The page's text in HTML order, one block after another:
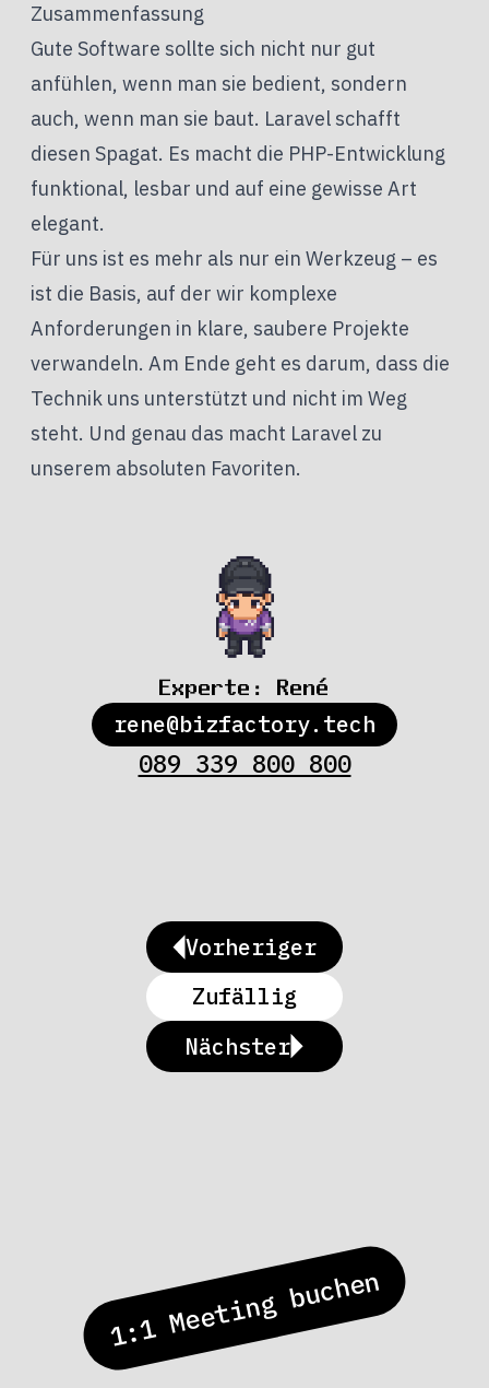
Experte: René
rene@bizfactory.tech
089 339 800 800
Zusammenfassung
Gute Software sollte sich nicht nur gut
anfühlen, wenn man sie bedient, sondern
auch, wenn man sie baut. Laravel schafft
diesen Spagat. Es macht die PHP-Entwicklung
funktional, lesbar und auf eine gewisse Art
elegant.
Für uns ist es mehr als nur ein Werkzeug – es
ist die Basis, auf der wir komplexe
Anforderungen in klare, saubere Projekte
verwandeln. Am Ende geht es darum, dass die
Technik uns unterstützt und nicht im Weg
steht. Und genau das macht Laravel zu
unserem absoluten Favoriten.
Vorheriger
Zufällig
Nächster
1:1 Meeting buchen